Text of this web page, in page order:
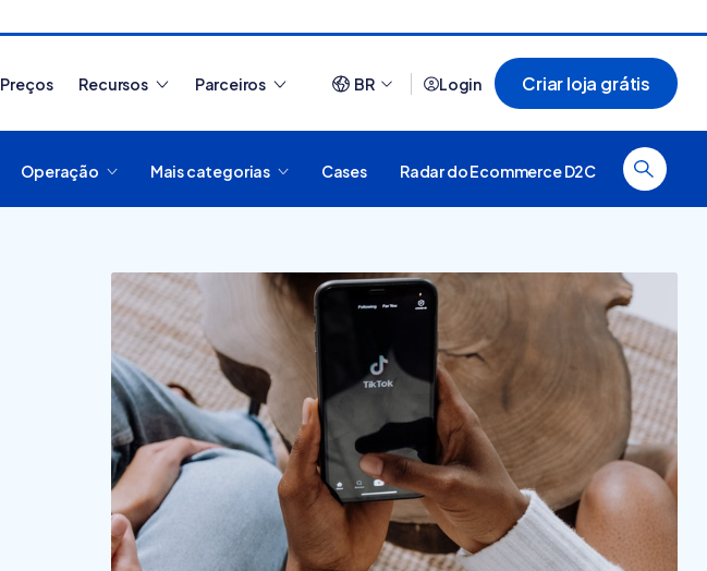
Preços Recursos
Como migrar de plataforma de e-commerce?
O que é plataforma digital,
como funciona e quais são
tipos? [guia]
Parceiros BR Login Criar loja grátis
Operação Mais categorias Cases Radar do Ecommerce D2C